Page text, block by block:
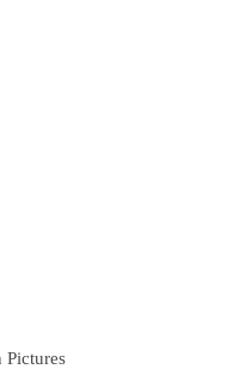
Pictures